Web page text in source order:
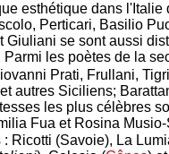
esthétique dans l'Italie
Perticari, Basilio
Giuliani se sont aussi
les poètes de la
Prati, Frullani,
autres Siciliens;
les plus célèbres
Fua et Rosina
Ricotti (Savoie), La